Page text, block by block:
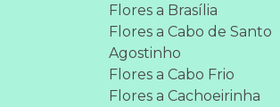
Flores a Brasília
Flores a Cabo de Santo
Agostinho
Flores a Cabo Frio
Flores a Cachoeirinha